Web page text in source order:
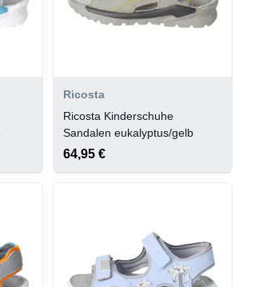
Ricosta
Ricosta Kinderschuhe
Sandalen eukalyptus/gelb
64,95 €